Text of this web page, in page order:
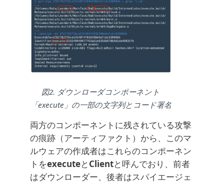
図2. ダウンローダコンポーネント
「execute」の一部の文字列とコード署名
両方のコンポーネントに残されている攻撃
の痕跡（アーティファクト）から、このマ
ルウェアの作成者はこれらのコンポーネン
トをexecuteとClientと呼んでおり、前者
はダウンローダー、後者はスパイエージェ